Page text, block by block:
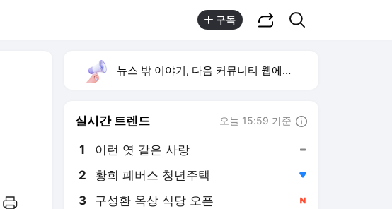
구독
뉴스 밖 이야기, 다음 커뮤니티 웹에서 보기
실시간 트렌드 오늘 15:59 기준
1 이런 엿 같은 사랑
2 황희 폐버스 청년주택
3 구성환 옥상 식당 오픈